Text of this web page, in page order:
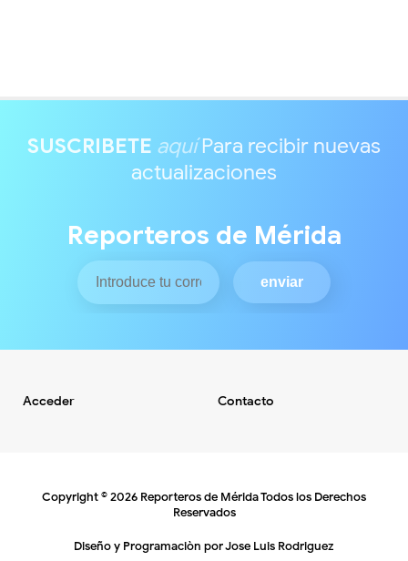
SUSCRIBETE aquíPara recibir nuevas
actualizaciones
Reporteros de Mérida
Acceder Contacto
Copyright ©2026 Reporteros de MéridaTodos los Derechos
Reservados
Diseño y Programaciòn porJose Luis Rodriguez